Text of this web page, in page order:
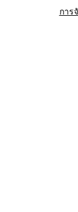
การ